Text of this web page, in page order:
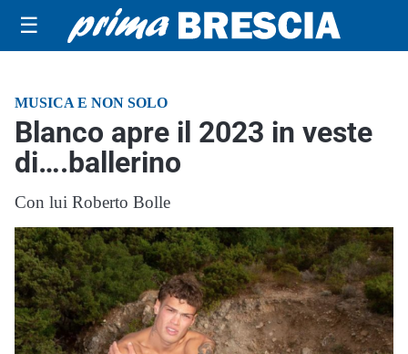
☰
MUSICA E NON SOLO
Blanco apre il 2023 in veste
di….ballerino
Con lui Roberto Bolle